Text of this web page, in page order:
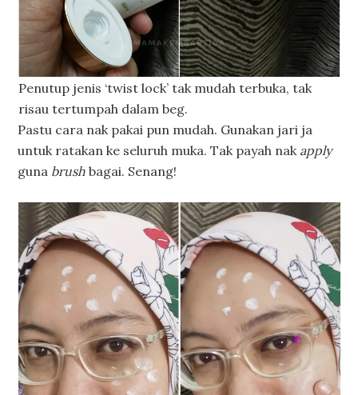
Penutup jenis ‘twist lock’ tak mudah terbuka, tak
risau tertumpah dalam beg.
Pastu cara nak pakai pun mudah. Gunakan jari ja
untuk ratakan ke seluruh muka. Tak payah nak apply
guna brush bagai. Senang!